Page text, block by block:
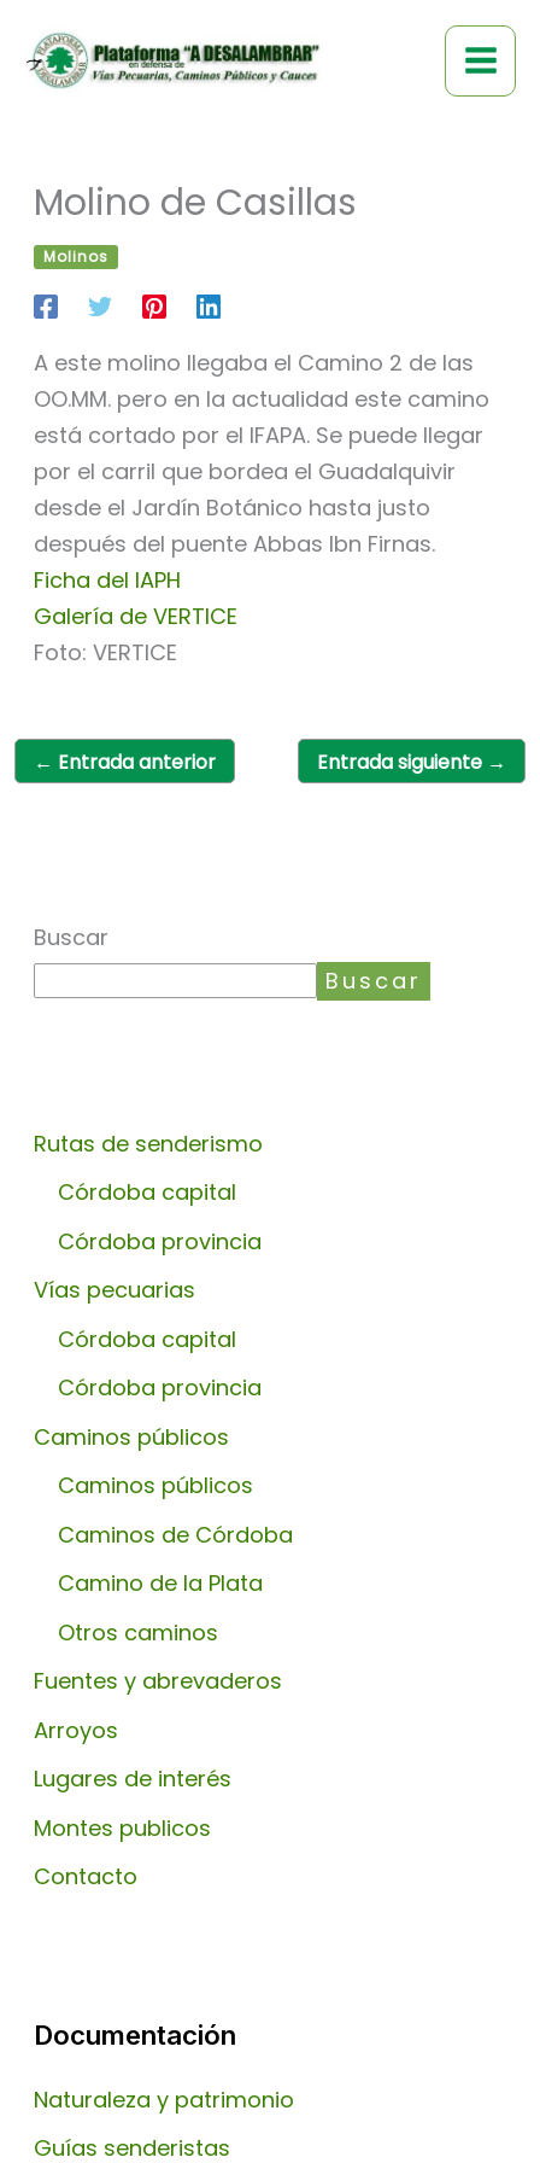
contenido
Molino de Casillas
Molinos
A este molino llegaba el Camino 2 de las
OO.MM. pero en la actualidad este camino
está cortado por el IFAPA. Se puede llegar
por el carril que bordea el Guadalquivir
desde el Jardín Botánico hasta justo
después del puente Abbas Ibn Firnas.
Ficha del IAPH
Galería de VERTICE
Foto: VERTICE
← Entrada anterior Entrada siguiente →
Buscar
Buscar
Rutas de senderismo
Córdoba capital
Córdoba provincia
Vías pecuarias
Córdoba capital
Córdoba provincia
Caminos públicos
Caminos públicos
Caminos de Córdoba
Camino de la Plata
Otros caminos
Fuentes y abrevaderos
Arroyos
Lugares de interés
Montes publicos
Contacto
Documentación
Naturaleza y patrimonio
Guías senderistas